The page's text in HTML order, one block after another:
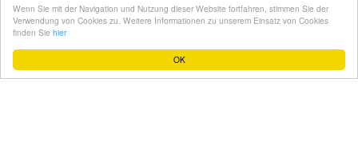
OK
Wenn Sie mit der Navigation und Nutzung dieser Website fortfahren, stimmen Sie der
Verwendung von Cookies zu. Weitere Informationen zu unserem Einsatz von Cookies
finden Sie hier
Über uns
Datenschutz